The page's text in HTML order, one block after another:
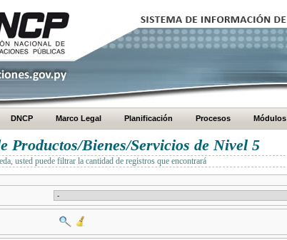
DNCP Marco Legal Planificación Procesos Módulos
Productos/Bienes/Servicios de Nivel 5
usted puede filtrar la cantidad de registros que encontrará